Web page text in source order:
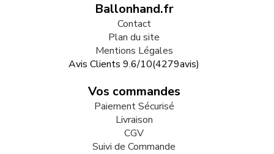
Ballonhand.fr
Contact
Plan du site
Mentions Légales
Avis Clients 9.6/10(4279avis)
Vos commandes
Paiement Sécurisé
Livraison
CGV
Suivi de Commande